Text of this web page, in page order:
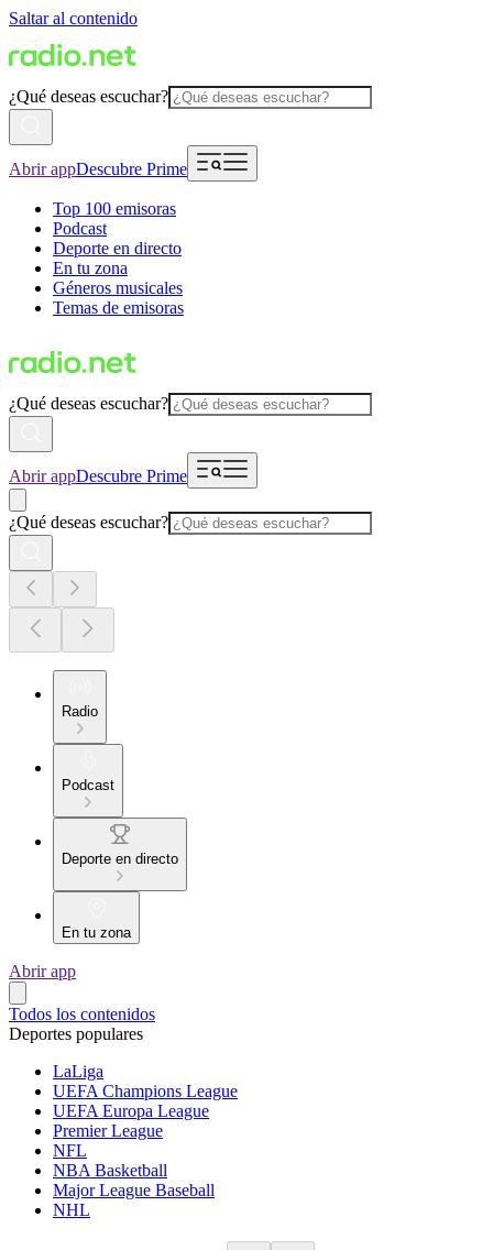
Saltar al contenido
¿Qué deseas escuchar?
Abrir appDescubre Prime
Top 100 emisoras
Podcast
Deporte en directo
En tu zona
Géneros musicales
Temas de emisoras
¿Qué deseas escuchar?
Abrir appDescubre Prime
¿Qué deseas escuchar?
Radio
Podcast
Deporte en directo
En tu zona
Abrir app
Todos los contenidos
Deportes populares
LaLiga
UEFA Champions League
UEFA Europa League
Premier League
NFL
NBA Basketball
Major League Baseball
NHL